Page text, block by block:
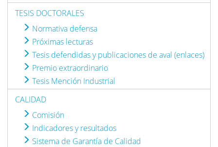
TESIS DOCTORALES
Normativa defensa
Próximas lecturas
Tesis defendidas y publicaciones de aval (enlaces)
Premio extraordinario
Tesis Mención Industrial
CALIDAD
Comisión
Indicadores y resultados
Sistema de Garantía de Calidad